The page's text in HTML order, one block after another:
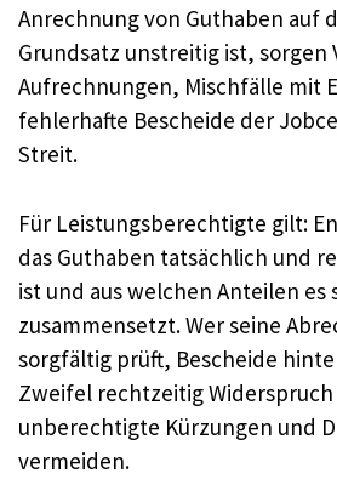
Anrechnung von Guthaben auf
Grundsatz unstreitig ist, sorgen
Aufrechnungen, Mischfälle mit
fehlerhafte Bescheide der
Streit.
Für Leistungsberechtigte gilt:
das Guthaben tatsächlich und
ist und aus welchen Anteilen es
zusammensetzt. Wer seine
sorgfältig prüft, Bescheide
Zweifel rechtzeitig
unberechtigte Kürzungen und
vermeiden.